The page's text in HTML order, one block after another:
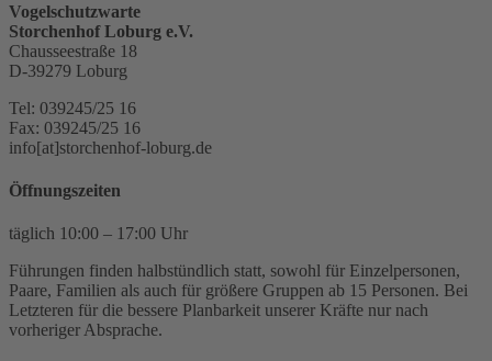
Vogelschutzwarte
Storchenhof Loburg e.V.
Chausseestraße 18
D-39279 Loburg
Tel: 039245/25 16
Fax: 039245/25 16
info[at]storchenhof-loburg.de
Öffnungszeiten
täglich 10:00 – 17:00 Uhr
Führungen finden halbstündlich statt, sowohl für Einzelpersonen,
Paare, Familien als auch für größere Gruppen ab 15 Personen. Bei
Letzteren für die bessere Planbarkeit unserer Kräfte nur nach
vorheriger Absprache.